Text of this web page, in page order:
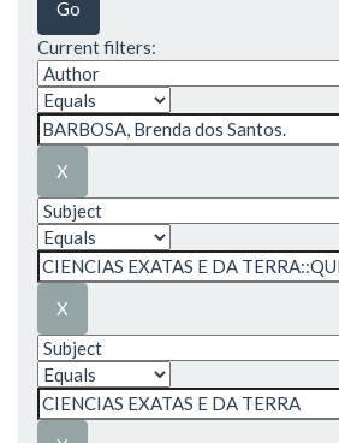
Current filters: